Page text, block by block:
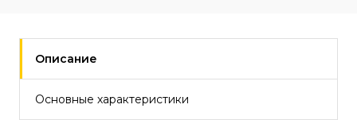
Описание
Основные характеристики